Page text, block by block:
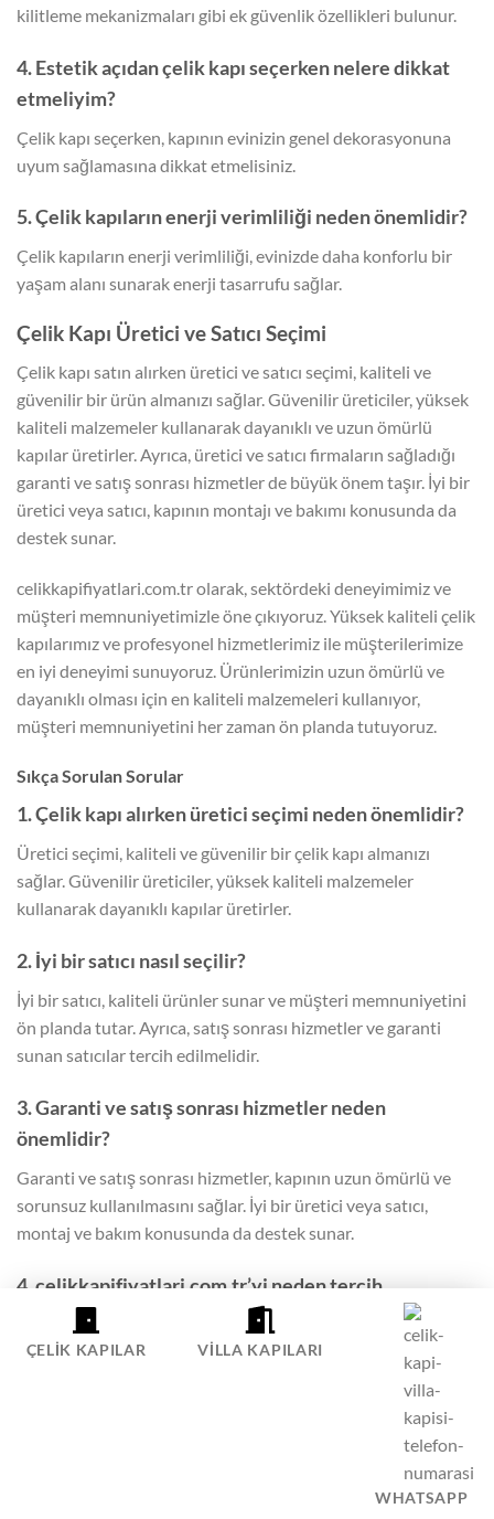
kilitleme mekanizmaları gibi ek güvenlik özellikleri bulunur.
4. Estetik açıdan çelik kapı seçerken nelere dikkat
etmeliyim?
Çelik kapı seçerken, kapının evinizin genel dekorasyonuna
uyum sağlamasına dikkat etmelisiniz.
5. Çelik kapıların enerji verimliliği neden önemlidir?
Çelik kapıların enerji verimliliği, evinizde daha konforlu bir
yaşam alanı sunarak enerji tasarrufu sağlar.
Çelik Kapı Üretici ve Satıcı Seçimi
Çelik kapı satın alırken üretici ve satıcı seçimi, kaliteli ve
güvenilir bir ürün almanızı sağlar. Güvenilir üreticiler, yüksek
kaliteli malzemeler kullanarak dayanıklı ve uzun ömürlü
kapılar üretirler. Ayrıca, üretici ve satıcı firmaların sağladığı
garanti ve satış sonrası hizmetler de büyük önem taşır. İyi bir
üretici veya satıcı, kapının montajı ve bakımı konusunda da
destek sunar.
celikkapifiyatlari.com.tr olarak, sektördeki deneyimimiz ve
müşteri memnuniyetimizle öne çıkıyoruz. Yüksek kaliteli çelik
kapılarımız ve profesyonel hizmetlerimiz ile müşterilerimize
en iyi deneyimi sunuyoruz. Ürünlerimizin uzun ömürlü ve
dayanıklı olması için en kaliteli malzemeleri kullanıyor,
müşteri memnuniyetini her zaman ön planda tutuyoruz.
Sıkça Sorulan Sorular
1. Çelik kapı alırken üretici seçimi neden önemlidir?
Üretici seçimi, kaliteli ve güvenilir bir çelik kapı almanızı
sağlar. Güvenilir üreticiler, yüksek kaliteli malzemeler
kullanarak dayanıklı kapılar üretirler.
2. İyi bir satıcı nasıl seçilir?
İyi bir satıcı, kaliteli ürünler sunar ve müşteri memnuniyetini
ön planda tutar. Ayrıca, satış sonrası hizmetler ve garanti
sunan satıcılar tercih edilmelidir.
3. Garanti ve satış sonrası hizmetler neden
önemlidir?
Garanti ve satış sonrası hizmetler, kapının uzun ömürlü ve
sorunsuz kullanılmasını sağlar. İyi bir üretici veya satıcı,
montaj ve bakım konusunda da destek sunar.
4. celikkapifiyatlari.com.tr’yi neden tercih
etmeliyim?
celikkapifiyatlari.com.tr olarak, yüksek kaliteli çelik kapılar ve
profesyonel hizmetler sunuyoruz. Müşteri memnuniyetini
5. Ürünlerinizde hangi malzemeleri kullanıyorsunuz?
Ürünlerimizde en kaliteli çelik ve dayanıklı kaplama
ÇELIK KAPILAR VILLA KAPILARI
WHATSAPP